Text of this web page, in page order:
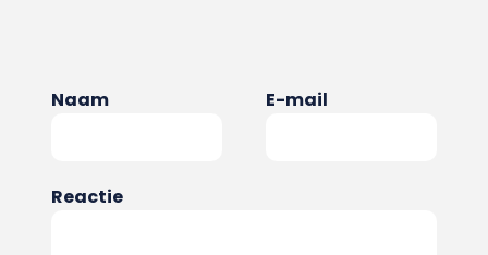
Naam E-mail
Reactie